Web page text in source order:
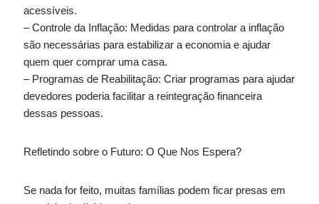
acessíveis.
– Controle da Inflação: Medidas para controlar a inflação
são necessárias para estabilizar a economia e ajudar
quem quer comprar uma casa.
– Programas de Reabilitação: Criar programas para ajudar
devedores poderia facilitar a reintegração financeira
dessas pessoas.
Refletindo sobre o Futuro: O Que Nos Espera?
Se nada for feito, muitas famílias podem ficar presas em